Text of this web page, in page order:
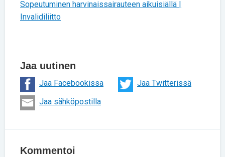
Sopeutuminen harvinaissairauteen aikuisiällä |
Invalidiliitto
Jaa uutinen
Jaa Facebookissa
Jaa Twitterissä
Jaa sähköpostilla
Kommentoi